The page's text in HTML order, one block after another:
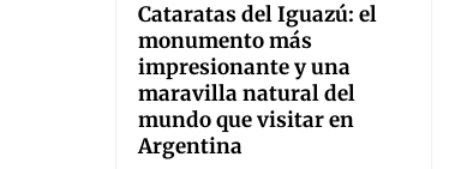
Cataratas del Iguazú: el
monumento más
impresionante y una
maravilla natural del
mundo que visitar en
Argentina